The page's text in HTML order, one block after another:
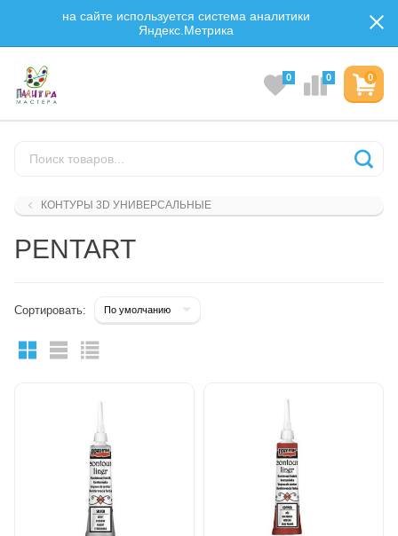
на сайте используется система аналитики
Яндекс.Метрика
0
0 0
КОНТУРЫ 3D УНИВЕРСАЛЬНЫЕ
PENTART
Сортировать: